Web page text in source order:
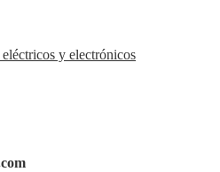
y electrónicos